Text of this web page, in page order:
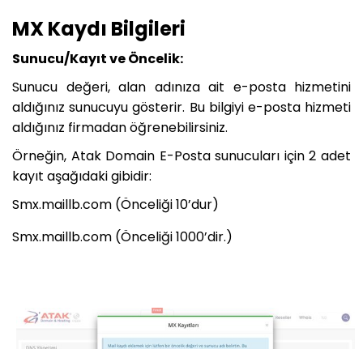
MX Kaydı Bilgileri
Sunucu/Kayıt ve Öncelik:
Sunucu değeri, alan adınıza ait e-posta hizmetini
aldığınız sunucuyu gösterir. Bu bilgiyi e-posta hizmeti
aldığınız firmadan öğrenebilirsiniz.
Örneğin, Atak Domain E-Posta sunucuları için 2 adet
kayıt aşağıdaki gibidir:
Smx.maillb.com (Önceliği 10’dur)
Smx.maillb.com (Önceliği 1000’dir.)